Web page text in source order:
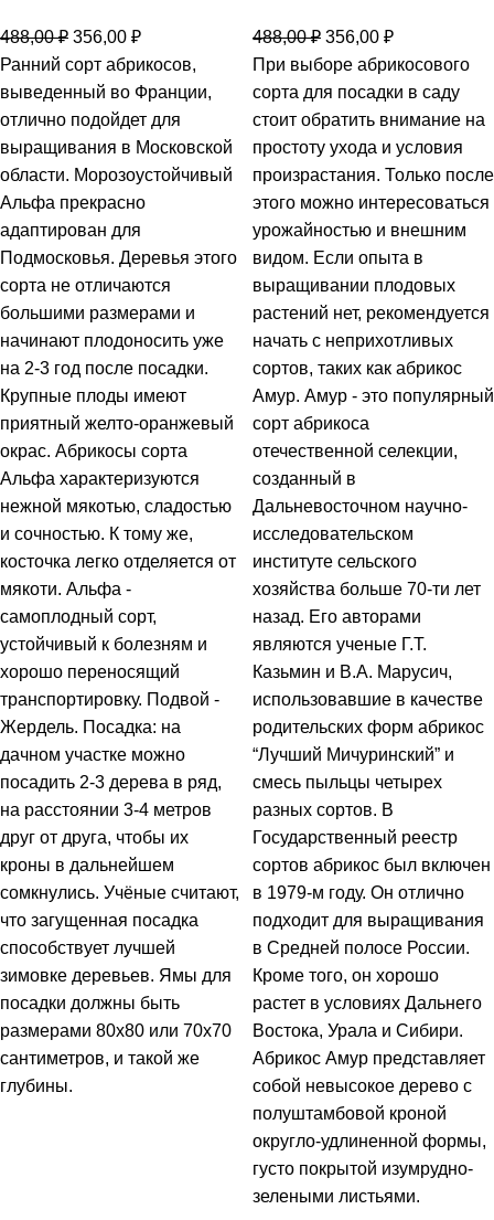
488,00₽ 356,00 ₽
Ранний сорт абрикосов,
выведенный во Франции,
отлично подойдет для
выращивания в Московской
области. Морозоустойчивый
Альфа прекрасно
адаптирован для
Подмосковья. Деревья этого
сорта не отличаются
большими размерами и
начинают плодоносить уже
на 2-3 год после посадки.
Крупные плоды имеют
приятный желто-оранжевый
окрас. Абрикосы сорта
Альфа характеризуются
нежной мякотью, сладостью
и сочностью. К тому же,
косточка легко отделяется от
мякоти. Альфа -
самоплодный сорт,
устойчивый к болезням и
хорошо переносящий
транспортировку. Подвой -
Жердель. Посадка: на
дачном участке можно
посадить 2-3 дерева в ряд,
на расстоянии 3-4 метров
друг от друга, чтобы их
кроны в дальнейшем
сомкнулись. Учёные считают,
что загущенная посадка
способствует лучшей
зимовке деревьев. Ямы для
посадки должны быть
размерами 80x80 или 70x70
сантиметров, и такой же
глубины.
488,00₽ 356,00 ₽
При выборе абрикосового
сорта для посадки в саду
стоит обратить внимание на
простоту ухода и условия
произрастания. Только после
этого можно интересоваться
урожайностью и внешним
видом. Если опыта в
выращивании плодовых
растений нет, рекомендуется
начать с неприхотливых
сортов, таких как абрикос
Амур. Амур - это популярный
сорт абрикоса
отечественной селекции,
созданный в
Дальневосточном научно-
исследовательском
институте сельского
хозяйства больше 70-ти лет
назад. Его авторами
являются ученые Г.Т.
Казьмин и В.А. Марусич,
использовавшие в качестве
родительских форм абрикос
“Лучший Мичуринский” и
смесь пыльцы четырех
разных сортов. В
Государственный реестр
сортов абрикос был включен
в 1979-м году. Он отлично
подходит для выращивания
в Средней полосе России.
Кроме того, он хорошо
растет в условиях Дальнего
Востока, Урала и Сибири.
Абрикос Амур представляет
собой невысокое дерево с
полуштамбовой кроной
округло-удлиненной формы,
густо покрытой изумрудно-
зелеными листьями.